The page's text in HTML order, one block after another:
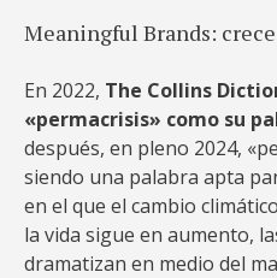
Meaningful Brands:
En 2022, The Collins
«permacrisis» como su
después, en pleno 2024,
siendo una palabra apta
en el que el cambio
la vida sigue en aumento,
dramatizan en medio del